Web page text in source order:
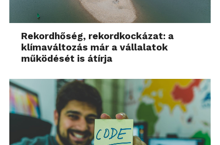
Van of the Year 2026 címet.
A PV5 Cargo emellett a Guinness World Records
rekordját is tartja a „legnagyobb távolságot egyetlen
töltéssel megtevő, maximális terheléssel közlekedő
könnyű elektromos haszonjármű” kategóriában,
teljesített egyetlen feltöltéssel.
A jövő mobilitására felkészített
PBV-koncepció
PBV (Platform Beyond Vehicle) stratégiájával a Kia
Rekordhőség, rekordkockázat: a
klímaváltozás már a vállalatok
működését is átírja